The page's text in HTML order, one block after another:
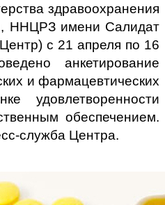
здравоохранения
ННЦРЗ имени Салидат
с 21 апреля по 16
анкетирование
и фармацевтических
удовлетворенности
обеспечением.
служба Центра.